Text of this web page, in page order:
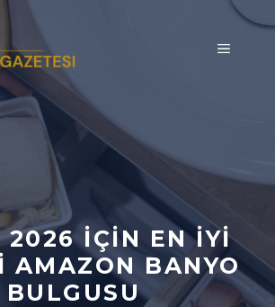
MENÜ
2026 İÇIN EN İYI
AMAZON BANYO
BULGUSU